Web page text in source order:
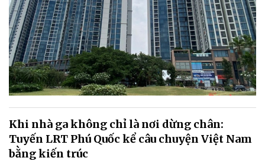
Khi nhà ga không chỉ là nơi dừng chân:
Tuyến LRT Phú Quốc kể câu chuyện Việt Nam
bằng kiến trúc